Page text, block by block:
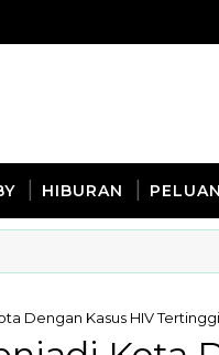
HIBURAN
Dengan Kasus HIV